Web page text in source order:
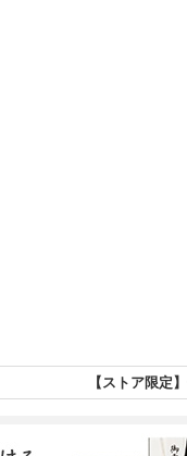
【ストア限定